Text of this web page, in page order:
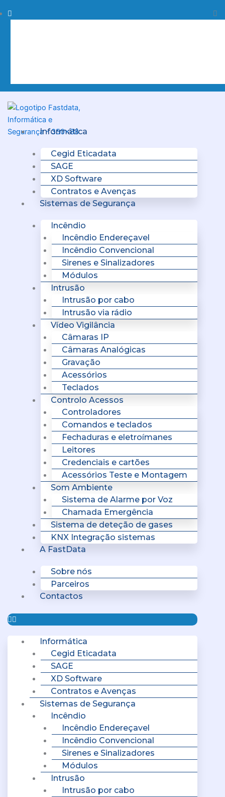
to
Procurar
Informática
Cegid Eticadata
SAGE
XD Software
Contratos e Avenças
Sistemas de Segurança
Incêndio
Incêndio Endereçavel
Incêndio Convencional
Sirenes e Sinalizadores
Módulos
Intrusão
Intrusão por cabo
Intrusão via rádio
Vídeo Vigilância
Câmaras IP
Câmaras Analógicas
Gravação
Acessórios
Teclados
Controlo Acessos
Controladores
Comandos e teclados
Fechaduras e eletroímanes
Leitores
Credenciais e cartões
Acessórios Teste e Montagem
Som Ambiente
Sistema de Alarme por Voz
Chamada Emergência
Sistema de deteção de gases
KNX Integração sistemas
A FastData
Sobre nós
Parceiros
Contactos
Menu
Informática
Cegid Eticadata
SAGE
XD Software
Contratos e Avenças
Sistemas de Segurança
Incêndio
Incêndio Endereçavel
Incêndio Convencional
Sirenes e Sinalizadores
Módulos
Intrusão
Intrusão por cabo